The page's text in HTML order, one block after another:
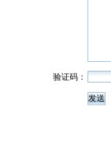
验证码：